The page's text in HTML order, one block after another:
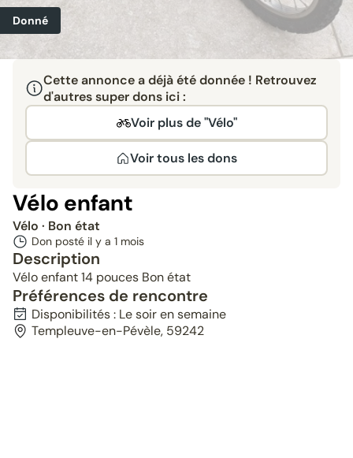
Donné
Cette annonce a déjà été donnée ! Retrouvez
d'autres super dons ici :
Voir plus de "Vélo"
Voir tous les dons
Vélo enfant
Vélo · Bon état
Don posté il y a 1 mois
Description
Vélo enfant 14 pouces Bon état
Préférences de rencontre
Disponibilités : Le soir en semaine
Templeuve-en-Pévèle, 59242